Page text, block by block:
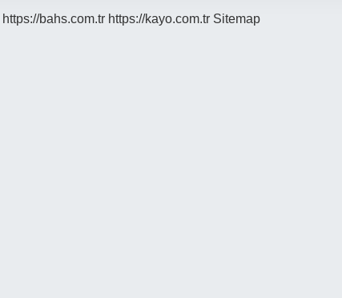
https://bahs.com.tr https://kayo.com.tr Sitemap